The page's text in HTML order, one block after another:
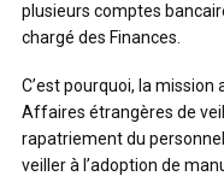
plusieurs comptes
chargé des Finances.
C’est pourquoi, la
Affaires étrangères de
rapatriement du
veiller à l’adoption de